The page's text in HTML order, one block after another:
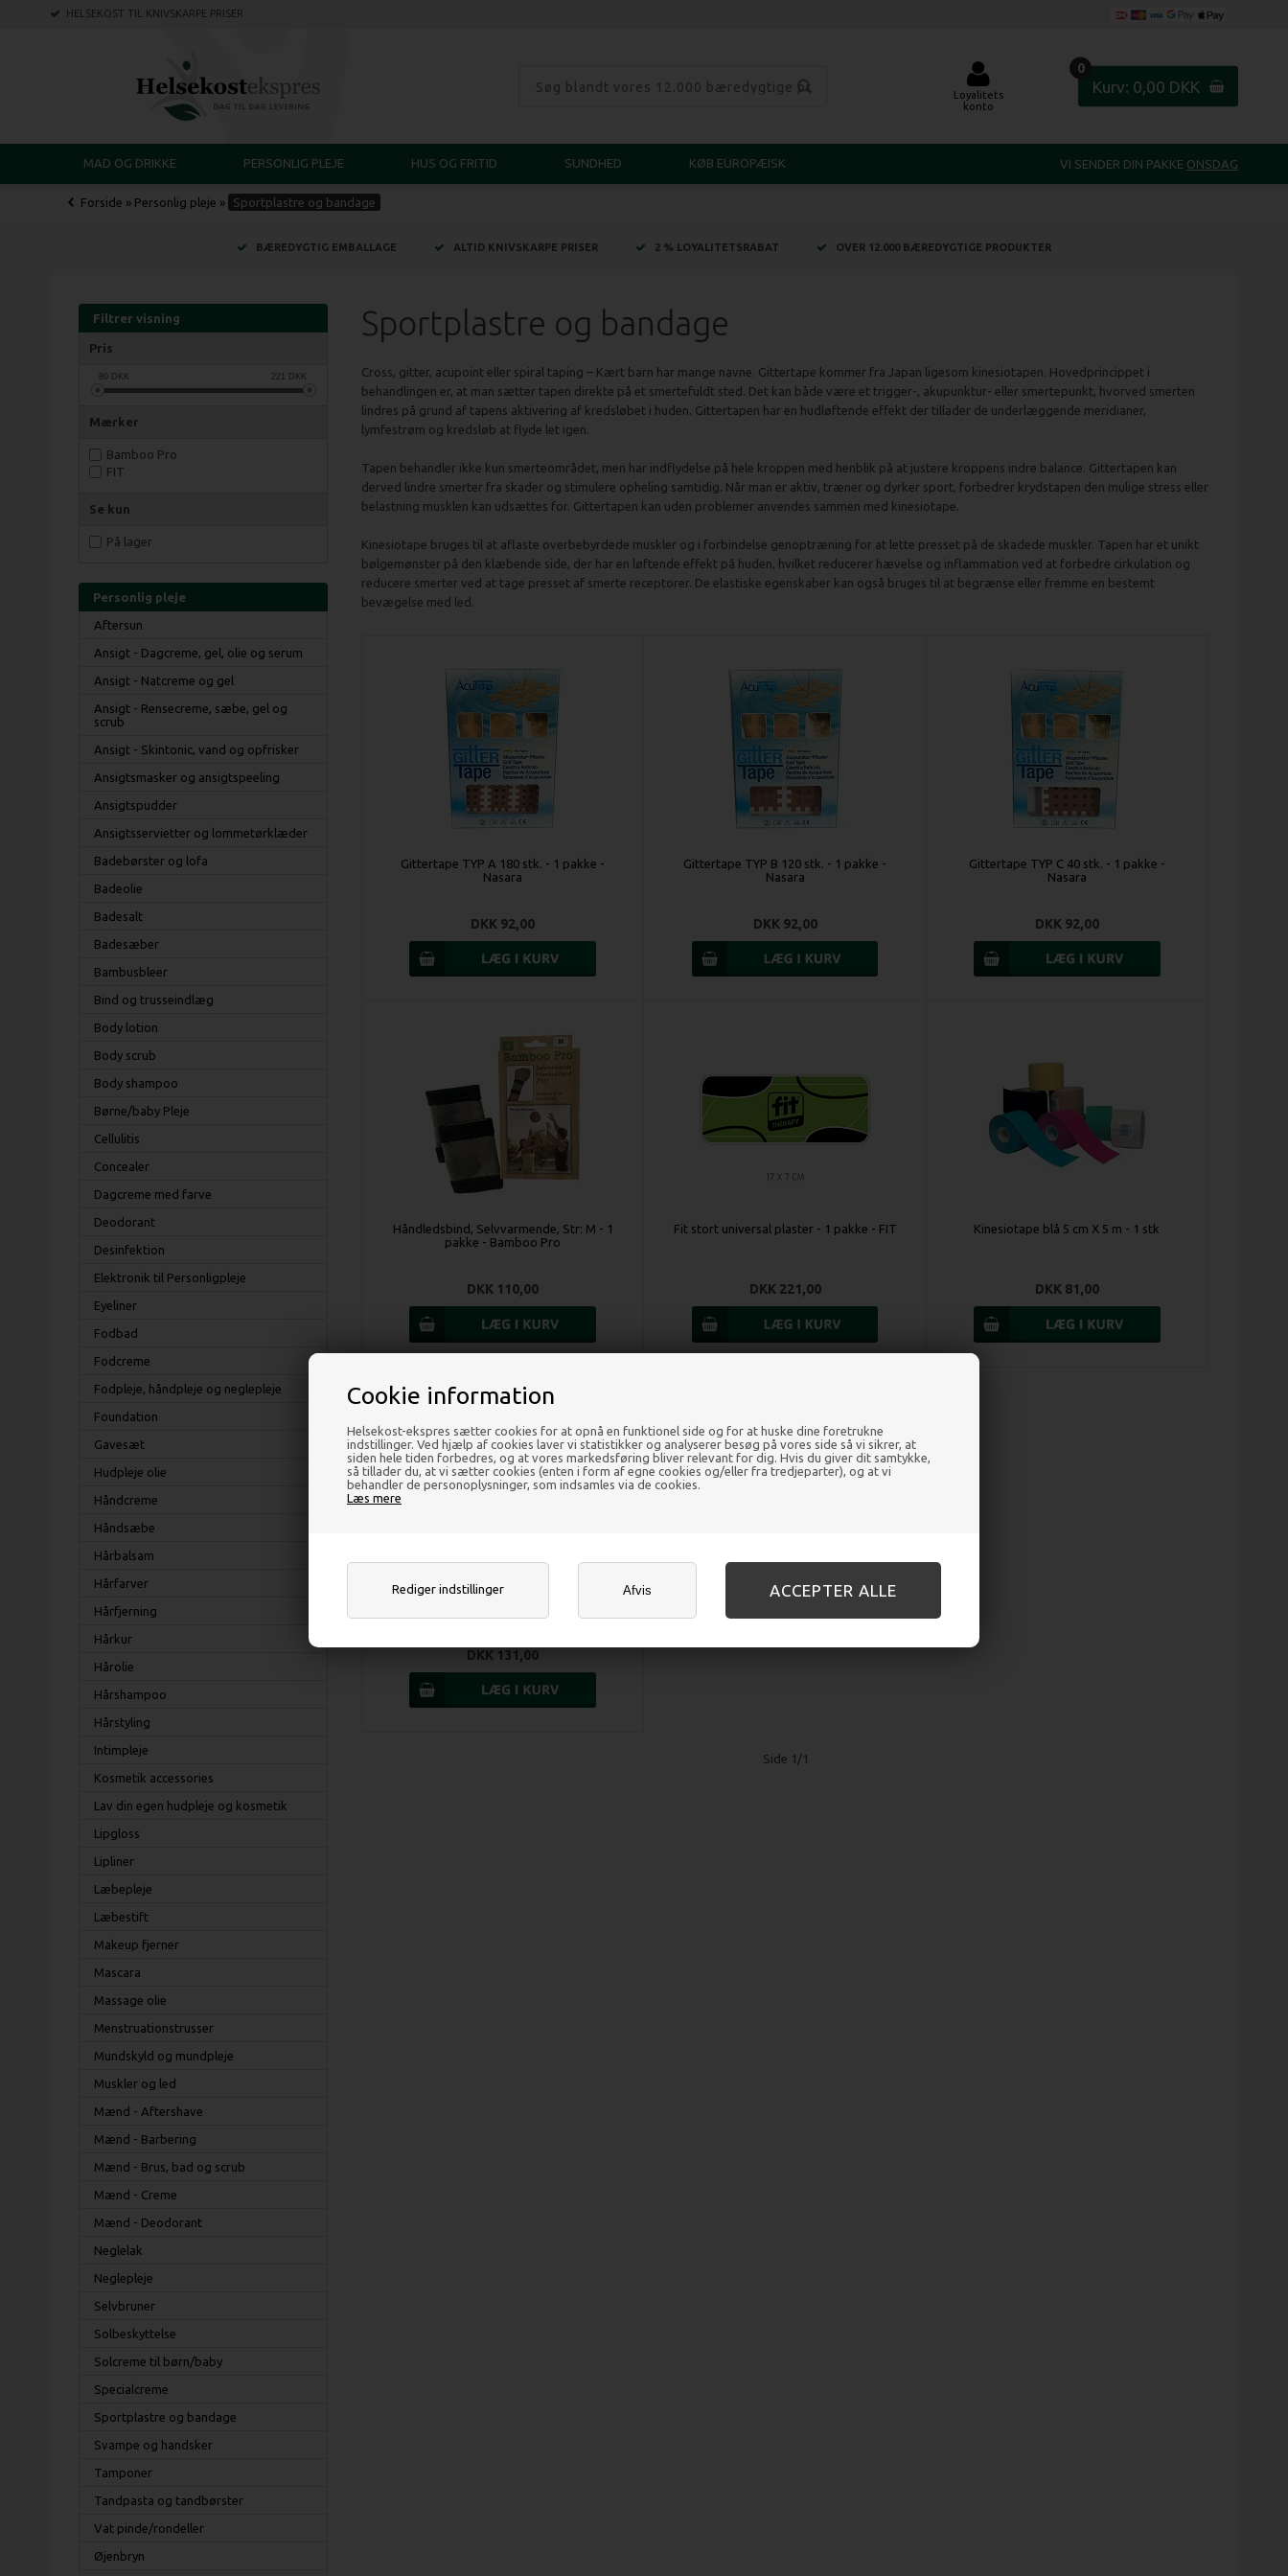
Cookie information
Helsekost-ekspres sætter cookies for at opnå en funktionel side og for at huske dine foretrukne
indstillinger. Ved hjælp af cookies laver vi statistikker og analyserer besøg på vores side så vi sikrer, at
siden hele tiden forbedres, og at vores markedsføring bliver relevant for dig. Hvis du giver dit samtykke,
så tillader du, at vi sætter cookies (enten i form af egne cookies og/eller fra tredjeparter), og at vi
behandler de personoplysninger, som indsamles via de cookies.
Læs mere
Rediger indstillinger Afvis
HELSEKOST TIL KNIVSKARPE PRISER
0
Kurv: 0,00 DKK
Loyalitets
konto
MAD OG DRIKKE PERSONLIG PLEJE HUS OG FRITID SUNDHED KØB EUROPÆISK VI SENDER DIN PAKKE ONSDAG
Forside » Personlig pleje » Sportplastre og bandage
BÆREDYGTIG EMBALLAGE ALTID KNIVSKARPE PRISER 2 % LOYALITETSRABAT OVER 12.000 BÆREDYGTIGE PRODUKTER
Filtrer visning
Pris
80 DKK 221 DKK
Mærker
Bamboo Pro
FIT
Se kun
På lager
Personlig pleje
Aftersun
Ansigt - Dagcreme, gel, olie og serum
Ansigt - Natcreme og gel
Ansigt - Rensecreme, sæbe, gel og
scrub
Ansigt - Skintonic, vand og opfrisker
Ansigtsmasker og ansigtspeeling
Ansigtspudder
Ansigtsservietter og lommetørklæder
Badebørster og lofa
Badeolie
Badesalt
Badesæber
Bambusbleer
Bind og trusseindlæg
Body lotion
Body scrub
Body shampoo
Børne/baby Pleje
Cellulitis
Concealer
Dagcreme med farve
Deodorant
Desinfektion
Elektronik til Personligpleje
Eyeliner
Fodbad
Fodcreme
Fodpleje, håndpleje og neglepleje
Foundation
Gavesæt
Hudpleje olie
Håndcreme
Håndsæbe
Hårbalsam
Hårfarver
Hårfjerning
Hårkur
Hårolie
Hårshampoo
Hårstyling
Intimpleje
Kosmetik accessories
Lav din egen hudpleje og kosmetik
Lipgloss
Lipliner
Læbepleje
Læbestift
Makeup fjerner
Mascara
Massage olie
Menstruationstrusser
Mundskyld og mundpleje
Muskler og led
Mænd - Aftershave
Mænd - Barbering
Mænd - Brus, bad og scrub
Mænd - Creme
Mænd - Deodorant
Neglelak
Neglepleje
Selvbruner
Solbeskyttelse
Solcreme til børn/baby
Specialcreme
Sportplastre og bandage
Svampe og handsker
Tamponer
Tandpasta og tandbørster
Vat pinde/rondeller
Øjenbryn
Sportplastre og bandage
Cross, gitter, acupoint eller spiral taping – Kært barn har mange navne. Gittertape kommer fra Japan ligesom kinesiotapen. Hovedprincippet i
behandlingen er, at man sætter tapen direkte på et smertefuldt sted. Det kan både være et trigger-, akupunktur- eller smertepunkt, hvorved smerten
lindres på grund af tapens aktivering af kredsløbet i huden. Gittertapen har en hudløftende effekt der tillader de underlæggende meridianer,
lymfestrøm og kredsløb at flyde let igen.
Tapen behandler ikke kun smerteområdet, men har indflydelse på hele kroppen med henblik på at justere kroppens indre balance. Gittertapen kan
derved lindre smerter fra skader og stimulere opheling samtidig. Når man er aktiv, træner og dyrker sport, forbedrer krydstapen den mulige stress eller
belastning musklen kan udsættes for. Gittertapen kan uden problemer anvendes sammen med kinesiotape.
Kinesiotape bruges til at aflaste overbebyrdede muskler og i forbindelse genoptræning for at lette presset på de skadede muskler. Tapen har et unikt
bølgemønster på den klæbende side, der har en løftende effekt på huden, hvilket reducerer hævelse og inflammation ved at forbedre cirkulation og
reducere smerter ved at tage presset af smerte receptorer. De elastiske egenskaber kan også bruges til at begrænse eller fremme en bestemt
bevægelse med led.
Gittertape TYP A 180 stk. - 1 pakke -
Nasara
DKK 92,00
Gittertape TYP B 120 stk. - 1 pakke -
Nasara
DKK 92,00
Gittertape TYP C 40 stk. - 1 pakke -
Nasara
DKK 92,00
Håndledsbind, Selvvarmende, Str: M - 1
pakke - Bamboo Pro
DKK 110,00
Fit stort universal plaster - 1 pakke - FIT
DKK 221,00
Kinesiotape blå 5 cm X 5 m - 1 stk
DKK 81,00
Kinesiotape blå 7,5 cm x 5m - 1 stk
DKK 131,00
Side 1/1